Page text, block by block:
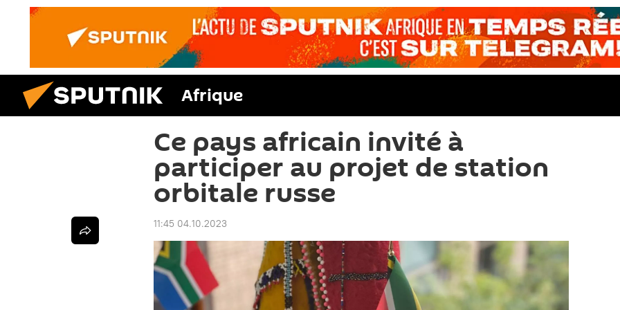
Afrique
Ce pays africain invité à
participer au projet de station
orbitale russe
11:45 04.10.2023